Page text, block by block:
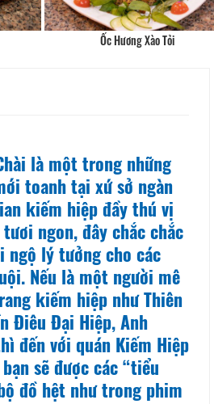
Ốc Hương Xào Tỏi
là một trong những
toanh tại xứ sở ngàn
kiếm hiệp đầy thú vị
ngon, đây chắc chắc
ngộ lý tưởng cho các
Nếu là một người mê
kiếm hiệp như Thiên
Điêu Đại Hiệp, Anh
đến với quán Kiếm Hiệp
sẽ được các “tiểu
đồ hệt như trong phim